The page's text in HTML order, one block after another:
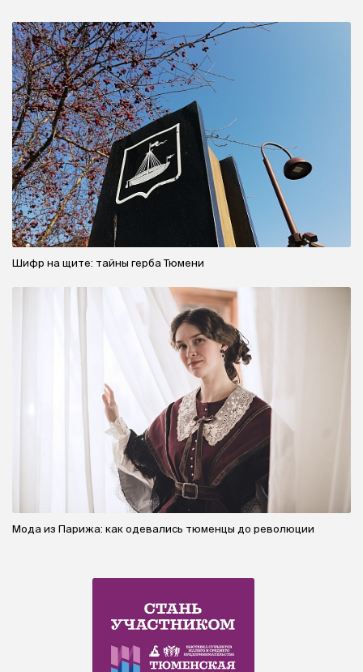
Шифр на щите: тайны герба Тюмени
Мода из Парижа: как одевались тюменцы до революции